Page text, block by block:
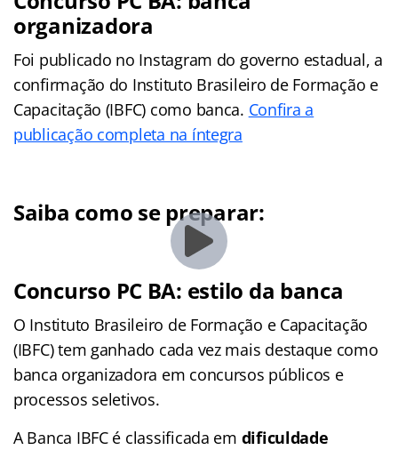
organizadora
Foi publicado no Instagram do governo estadual, a
confirmação do Instituto Brasileiro de Formação e
Capacitação (IBFC) como banca. Confira a
publicação completa na íntegra
Saiba como se preparar:
Concurso PC BA: estilo da banca
O Instituto Brasileiro de Formação e Capacitação
(IBFC) tem ganhado cada vez mais destaque como
banca organizadora em concursos públicos e
processos seletivos.
A Banca IBFC é classificada em dificuldade